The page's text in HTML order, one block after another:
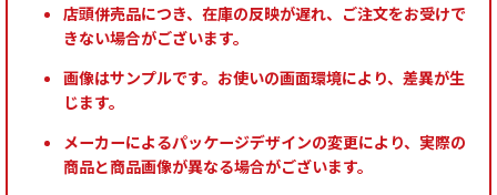
店頭併売品につき、在庫の反映が遅れ、ご注文をお受けで
きない場合がございます。
画像はサンプルです。お使いの画面環境により、差異が生
じます。
メーカーによるパッケージデザインの変更により、実際の
商品と商品画像が異なる場合がございます。